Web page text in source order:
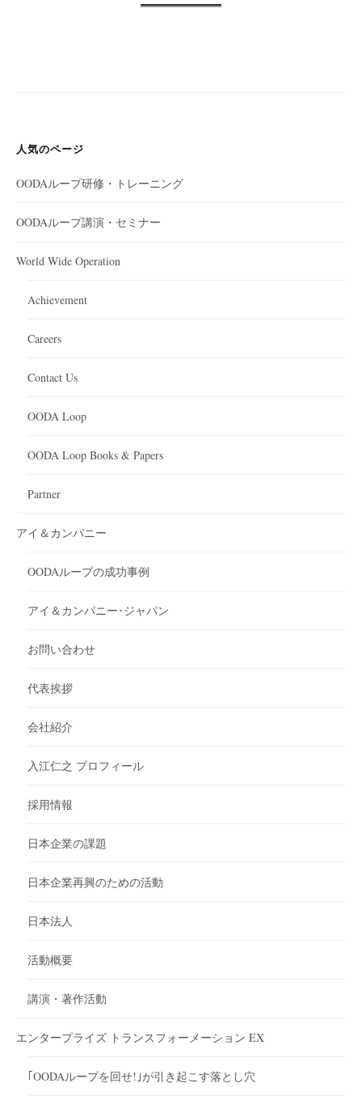
人気のページ
OODAループ研修・トレーニング
OODAループ講演・セミナー
World Wide Operation
Achievement
Careers
Contact Us
OODA Loop
OODA Loop Books & Papers
Partner
アイ＆カンパニー
OODAループの成功事例
アイ＆カンパニー･ジャパン
お問い合わせ
代表挨拶
会社紹介
入江仁之 プロフィール
採用情報
日本企業の課題
日本企業再興のための活動
日本法人
活動概要
講演・著作活動
エンタープライズ トランスフォーメーション EX
｢OODAループを回せ!｣が引き起こす落とし穴